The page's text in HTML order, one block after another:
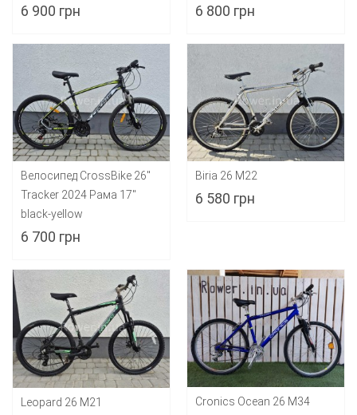
6 900 грн 6 800 грн
Велосипед CrossBike 26"
Tracker 2024 Рама 17"
black-yellow
6 700 грн
Biria 26 M22
6 580 грн
Leopard 26 M21 Cronics Ocean 26 M34